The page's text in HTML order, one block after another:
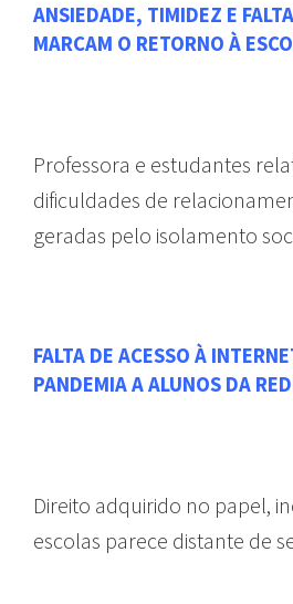
ANSIEDADE, TIMIDEZ E
MARCAM O RETORNO À
Professora e estudantes
dificuldades de
geradas pelo isolamento
FALTA DE ACESSO À
PANDEMIA A ALUNOS DA
Direito adquirido no papel,
escolas parece distante de